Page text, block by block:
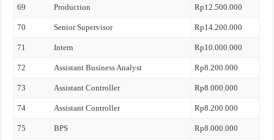
69 Production Rp12.500.000
70 Senior Supervisor Rp14.200.000
71 Intern Rp10.000.000
72 Assistant Business Analyst Rp8.200.000
73 Assistant Controller Rp8.000.000
74 Assistant Controller Rp8.200.000
75 BPS Rp8.000.000